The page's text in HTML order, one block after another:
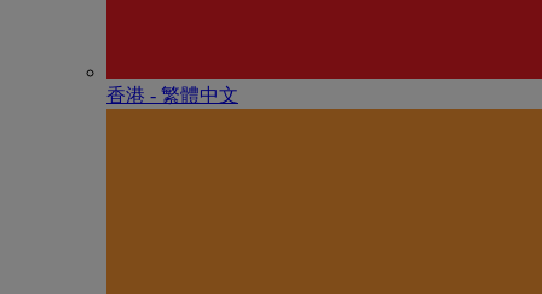
香港 - 繁體中文